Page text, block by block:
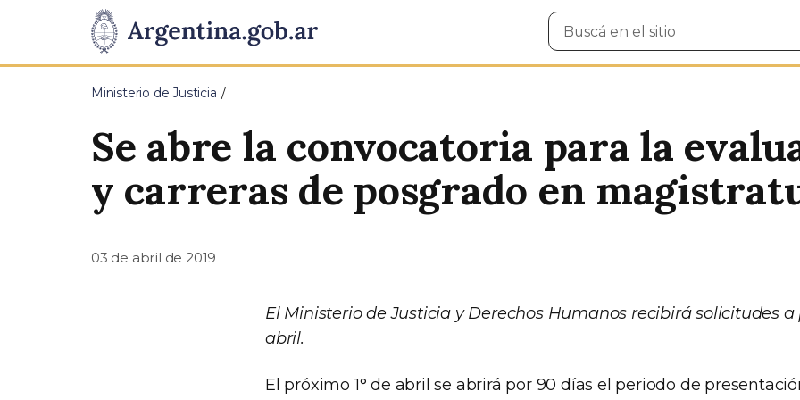
Presidencia
de
Pasar al contenido principal
Buscar
en
Ministerio de Justicia
Se abre la convocatoria para la
y carreras de posgrado en
03 de abril de 2019
El Ministerio de Justicia y Derechos Humanos recibirá solicitudes a
abril.
El próximo 1° de abril se abrirá por 90 días el periodo de